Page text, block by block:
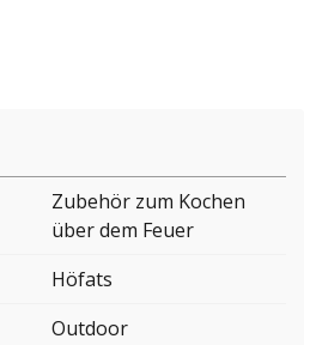
Zubehör zum Kochen
über dem Feuer
Höfats
Outdoor